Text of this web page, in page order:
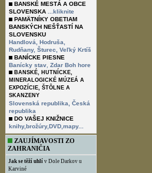
BANSKÉ MESTÁ A OBCE
SLOVENSKA
...kliknite
PAMÄTNÍKY OBETIAM
BANSKÝCH NEŠŤASTÍ NA
SLOVENSKU
Handlová,
Hodruša,
Rudňany, Šturec,
Veľký Krtíš
BANÍCKE PIESNE
Banícky stav Zdar Boh hore
BANSKÉ, HUTNÍCKE,
MINERALOGICKÉ MÚZEÁ A
EXPOZÍCIE, ŠTÔLNE A
SKANZENY
Slovenská republika,
Česká
republika
DO VAŠEJ KNIŽNICE
knihy,brožúry,DVD,mapy...
ZAUJÍMAVOSTI ZO
ZAHRANIČIA
Jak se těží uhlí v Dole Darkov u
Karviné